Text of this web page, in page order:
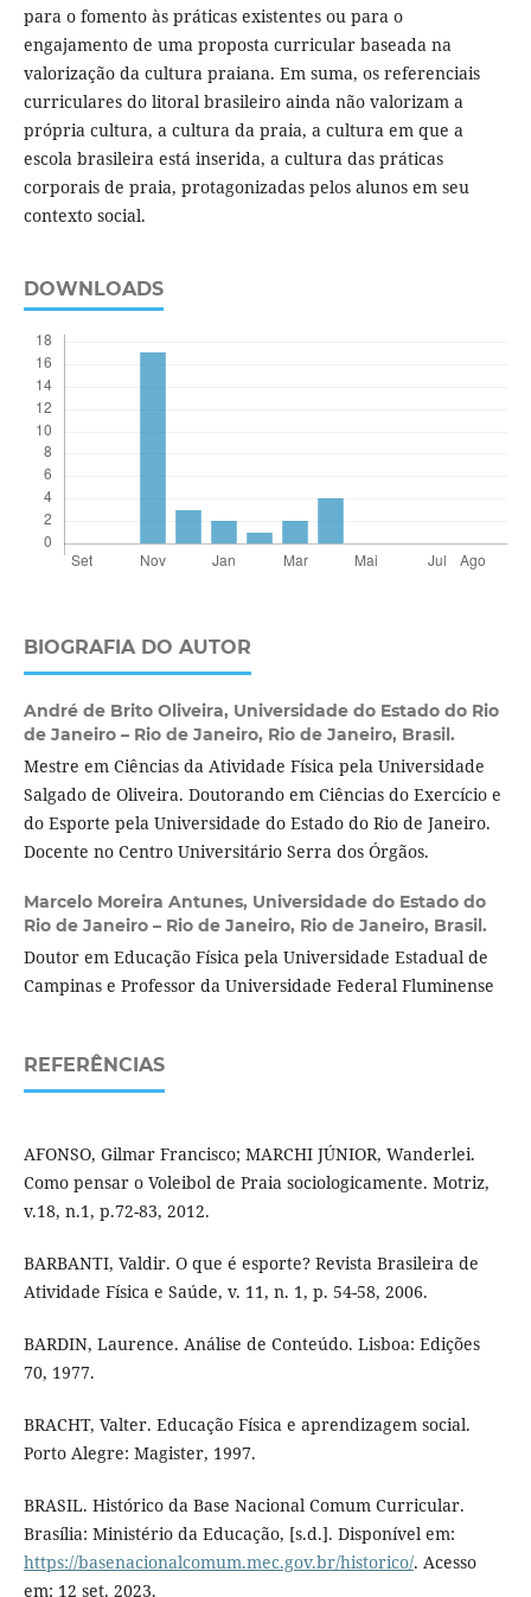
para o fomento às práticas existentes ou para o
engajamento de uma proposta curricular baseada na
valorização da cultura praiana. Em suma, os referenciais
curriculares do litoral brasileiro ainda não valorizam a
própria cultura, a cultura da praia, a cultura em que a
escola brasileira está inserida, a cultura das práticas
corporais de praia, protagonizadas pelos alunos em seu
contexto social.
DOWNLOADS
BIOGRAFIA DO AUTOR
André de Brito Oliveira, Universidade do Estado do Rio
de Janeiro – Rio de Janeiro, Rio de Janeiro, Brasil.
Mestre em Ciências da Atividade Física pela Universidade
Salgado de Oliveira. Doutorando em Ciências do Exercício e
do Esporte pela Universidade do Estado do Rio de Janeiro.
Docente no Centro Universitário Serra dos Órgãos.
Marcelo Moreira Antunes, Universidade do Estado do
Rio de Janeiro – Rio de Janeiro, Rio de Janeiro, Brasil.
Doutor em Educação Física pela Universidade Estadual de
Campinas e Professor da Universidade Federal Fluminense
REFERÊNCIAS
AFONSO, Gilmar Francisco; MARCHI JÚNIOR, Wanderlei.
Como pensar o Voleibol de Praia sociologicamente. Motriz,
v.18, n.1, p.72-83, 2012.
BARBANTI, Valdir. O que é esporte? Revista Brasileira de
Atividade Física e Saúde, v. 11, n. 1, p. 54-58, 2006.
BARDIN, Laurence. Análise de Conteúdo. Lisboa: Edições
70, 1977.
BRACHT, Valter. Educação Física e aprendizagem social.
Porto Alegre: Magister, 1997.
BRASIL. Histórico da Base Nacional Comum Curricular.
Brasília: Ministério da Educação, [s.d.]. Disponível em:
https://basenacionalcomum.mec.gov.br/historico/. Acesso
em: 12 set. 2023.